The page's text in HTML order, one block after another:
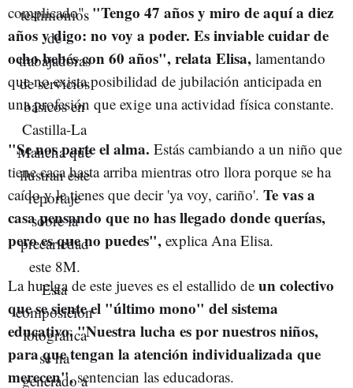
complicado". "Tengo 47 años y miro de aquí a diez
años y digo: no voy a poder. Es inviable cuidar de
ocho bebés con 60 años", relata Elisa, lamentando
que no exista posibilidad de jubilación anticipada en
una profesión que exige una actividad física constante.
"Se nos parte el alma. Estás cambiando a un niño que
tiene caca hasta arriba mientras otro llora porque se ha
caído y le tienes que decir 'ya voy, cariño'. Te vas a
casa pensando que no has llegado donde querías,
pero es que no puedes", explica Ana Elisa.
La huelga de este jueves es el estallido de un colectivo
que se siente el "último mono" del sistema
educativo. "Nuestra lucha es por nuestros niños,
para que tengan la atención individualizada que
merecen",sentencian las educadoras.